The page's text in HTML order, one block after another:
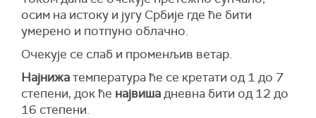
осим на истоку и југу Србије где ће бити
умерено и потпуно облачно.
Очекује се слаб и променљив ветар.
Најнижатемпература ће се кретати од 1 до 7
степени, док ће највишадневна бити од 12 до
16 степени.